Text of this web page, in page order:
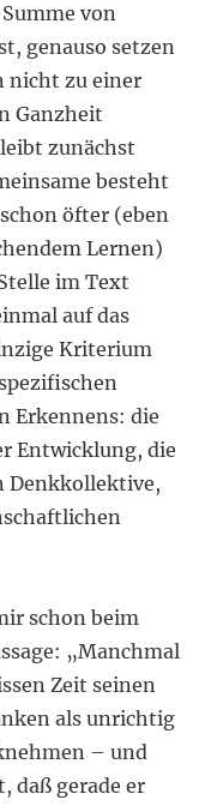
von
genauso setzen
nicht zu einer
Ganzheit
zunächst
besteht
öfter (eben
Lernen)
im Text
auf das
Kriterium
Erkennens: die
Entwicklung, die
Denkkollektive,
schon beim
„Manchmal
Zeit seinen
als unrichtig
– und
daß gerade er